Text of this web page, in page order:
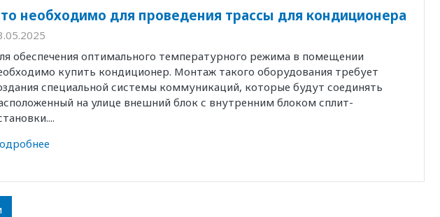
необходимо для проведения трассы для кондиционера
обеспечения оптимального температурного режима в помещении
купить кондиционер. Монтаж такого оборудования требует
специальной системы коммуникаций, которые будут соединять
на улице внешний блок с внутренним блоком сплит-